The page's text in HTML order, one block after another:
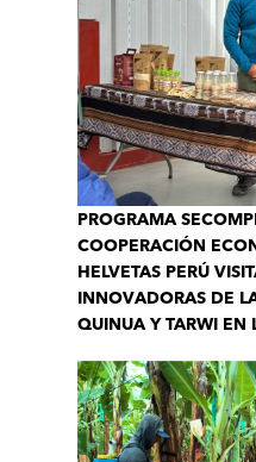
PROGRAMA
COOPERACIÓN
HELVETAS PERÚ
INNOVADORAS DE
QUINUA Y TARWI EN